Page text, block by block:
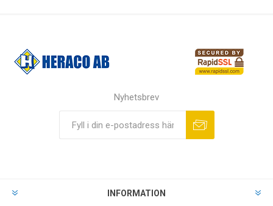
Nyhetsbrev
INFORMATION